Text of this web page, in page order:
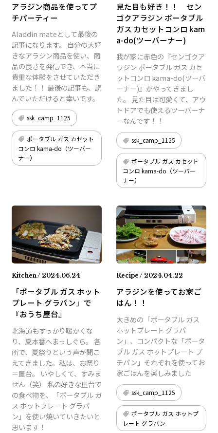
アラジン商品を使ってプ
チパーティー
Aladdin mateとして最後の
記事になります。 自分の大好
きなアラジン商品を使い、商
品の良さを発信でき、本当に
貴重な体験をさせていただき
ました！！ 最後の記事も、読
んでいただけると幸いです。
ssk_camp_1125
ポータブル ガス カセット
コンロ kama-do（ツーバー
ナー）
見た目も好き！！ セン
ゴクアラジン ポータブル
ガス カセットコンロ kam
a-do(ツーバーナー)
我が家に赤色の『センゴクア
ラジン ポータブル ガス カセ
ットコンロ kama-do(ツーバ
ーナー)』がやってきまし
た。 見た目は可愛くて、アウ
トドアでも使えるツーバーナ
ーなんです！！
ssk_camp_1125
ポータブル ガス カセット
コンロ kama-do（ツーバー
ナー）
Kitchen / 2024.06.24
「ポータブル ガス ホット
プレート グラパン」で
『おうち屋台』
北海道もすっかり暖かくな
り、夏本番へまっしぐら。 各
所で、夏祭りという声が聞こ
えてきました。私は、お祭り
＝屋台。 いやしくて、すみま
せん（笑） 私の好きな屋台で
の食べ物を、「ポータブル ガ
ス ホットプレート グラパ
ン」を使い焼いていきたいと
思います！
Recipe / 2024.04.22
アラジンを使ってお家ご
はん！！
大きめの「ポータブル ガス
ホットプレート グラパ
ン」、コンパクトな「ポータ
ブル ガス ホットプレート プ
チパン」それぞれを使ってお
家ごはんを楽しみました
ssk_camp_1125
ポータブル ガス ホットプ
レート グラパン